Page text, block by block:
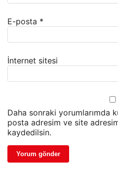
E-posta *
İnternet sitesi
Daha sonraki yorumlarımda
posta adresim ve site
kaydedilsin.